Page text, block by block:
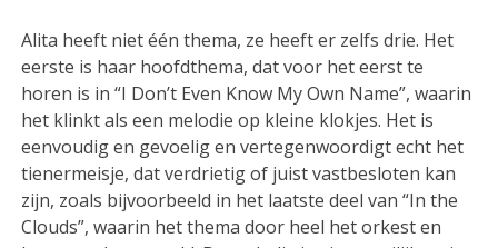
Alita heeft niet één thema, ze heeft er zelfs drie. Het
eerste is haar hoofdthema, dat voor het eerst te
horen is in “I Don’t Even Know My Own Name”, waarin
het klinkt als een melodie op kleine klokjes. Het is
eenvoudig en gevoelig en vertegenwoordigt echt het
tienermeisje, dat verdrietig of juist vastbesloten kan
zijn, zoals bijvoorbeeld in het laatste deel van “In the
Clouds”, waarin het thema door heel het orkest en